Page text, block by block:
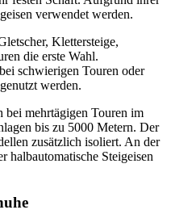
verwendet werden.
Klettersteige,
die erste Wahl.
schwierigen Touren oder
werden.
bei mehrtägigen Touren im
bis zu 5000 Metern. Der
zusätzlich isoliert. An der
halbautomatische Steigeisen